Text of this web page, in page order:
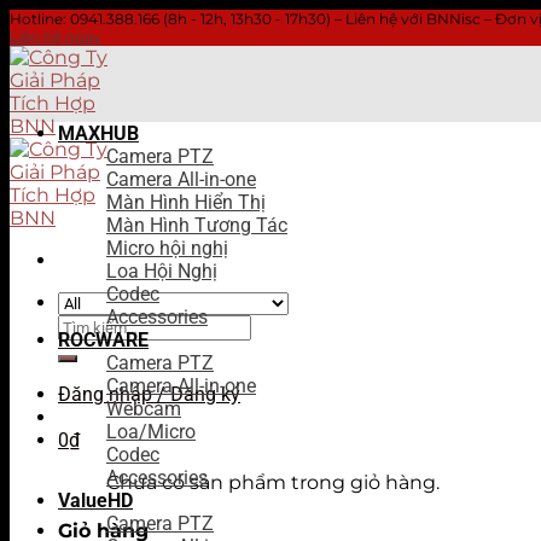
Hotline: 0941.388.166 (8h - 12h, 13h30 - 17h30) – Liên hệ với BNNisc –
Liên hệ ngay
Skip
to
content
Tìm
kiếm:
Đăng nhập / Đăng ký
0₫
Chưa có sản phẩm trong giỏ hàng.
Giỏ hàng
MAXHUB
Camera PTZ
Camera All-in-one
Màn Hình Hiển Thị
Màn Hình Tương Tác
Micro hội nghị
Loa Hội Nghị
Codec
Accessories
ROCWARE
Camera PTZ
Camera All-in-one
Webcam
Loa/Micro
Codec
Accessories
ValueHD
Camera PTZ